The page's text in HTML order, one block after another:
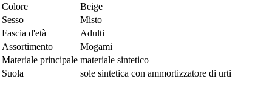
Colore
Beige
Sesso
Misto
Fascia d'età
Adulti
Assortimento
Mogami
Materiale principale materiale sintetico
Suola
sole sintetica con ammortizzatore di urti